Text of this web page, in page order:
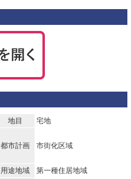
地目 宅地
都市計画 市街化区域
用途地域
第一種住居地域